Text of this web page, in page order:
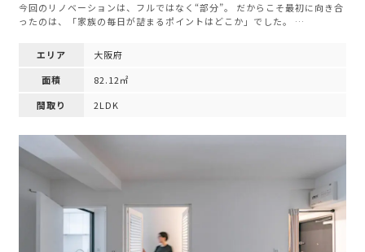
今回のリノベーションは、フルではなく“部分”。 だからこそ最初に向き合
ったのは、「家族の毎日が詰まるポイントはどこか」でした。 …
エリア
大阪府
面積
82.12㎡
間取り
2LDK